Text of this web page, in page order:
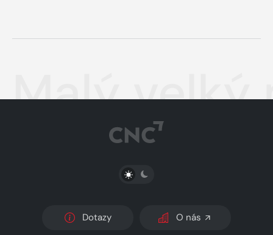
Malý velký
PŘEPNOUT SVĚTLÝ/TMAVÝ REŽIM
Dotazy O nás